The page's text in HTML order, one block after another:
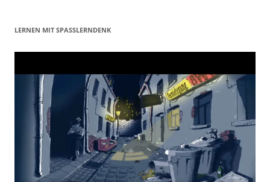
LERNEN MIT SPASSLERNDENK